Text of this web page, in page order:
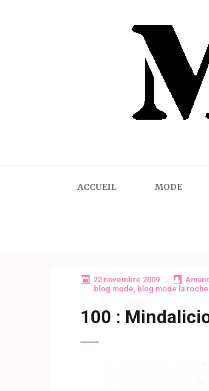
ACCUEIL MODE
22 novembre 2009
blog mode, blog mode la
100 :